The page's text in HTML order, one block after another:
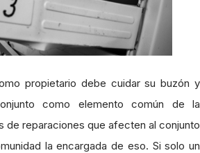
propietario debe cuidar su buzón y
como elemento común de la
de reparaciones que afecten al conjunto
la encargada de eso. Si solo un